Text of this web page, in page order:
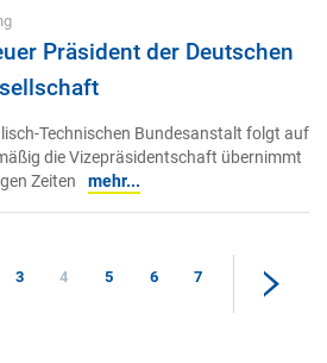
Präsident der Deutschen
Technischen Bundesanstalt folgt auf
die Vizepräsidentschaft übernimmt
Zeiten
mehr...
3 4 5 6 7